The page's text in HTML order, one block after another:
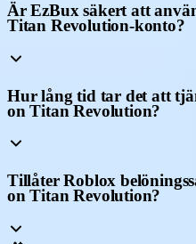
Är EzBux säkert att
Titan Revolution-konto?
Hur lång tid tar det att
on Titan Revolution?
Tillåter Roblox
on Titan Revolution?